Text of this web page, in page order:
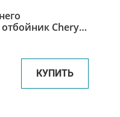
Chery
КУПИТЬ